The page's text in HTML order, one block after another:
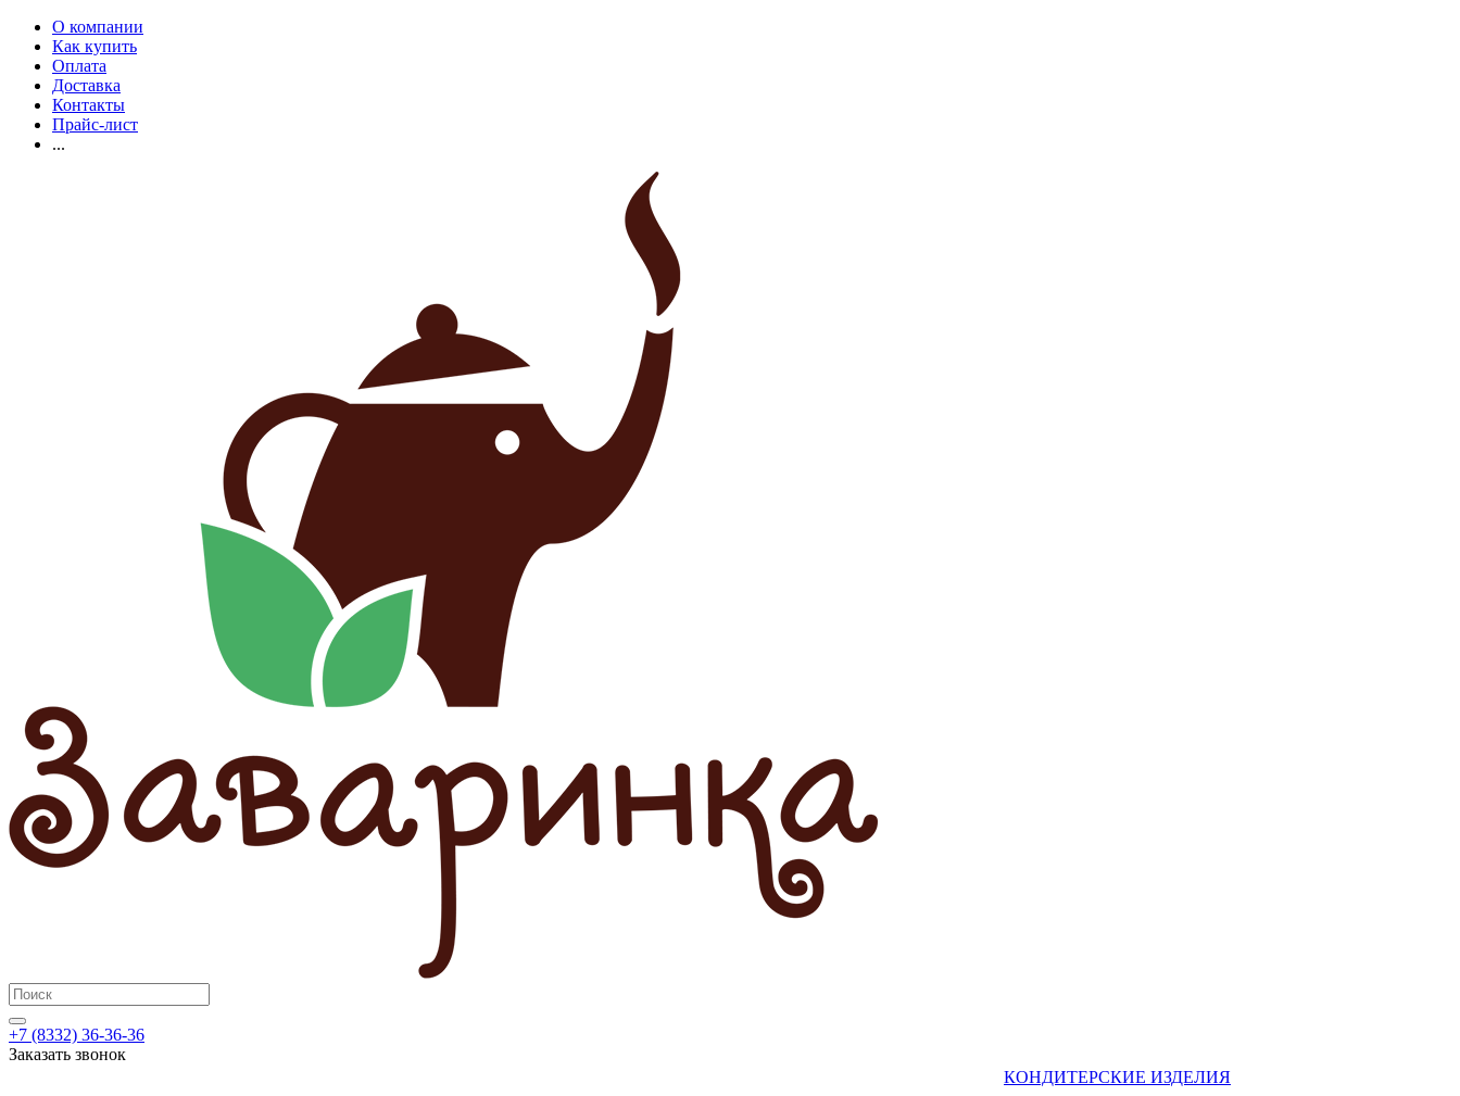
О компании
Как купить
Оплата
Доставка
Контакты
Прайс-лист
...
+7 (8332) 36-36-36
Заказать звонок
КОНДИТЕРСКИЕ ИЗДЕЛИЯ